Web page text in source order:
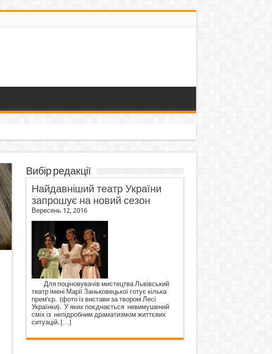
Вибір редакції
Найдавніший театр України
запрошує на новий сезон
Вересень 12, 2016
Для поціновувачів мистецтва Львівський
театр імені Марії Заньковецької готує кілька
прем’єр. (фото із вистави за твором Лесі
Українки). У яких поєднається невимушений
сміх із непідробним драматизмом життєвих
ситуацій. […]